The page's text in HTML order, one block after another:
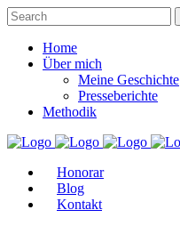
Home
Über mich
Meine Geschichte
Presseberichte
Methodik
Honorar
Blog
Kontakt